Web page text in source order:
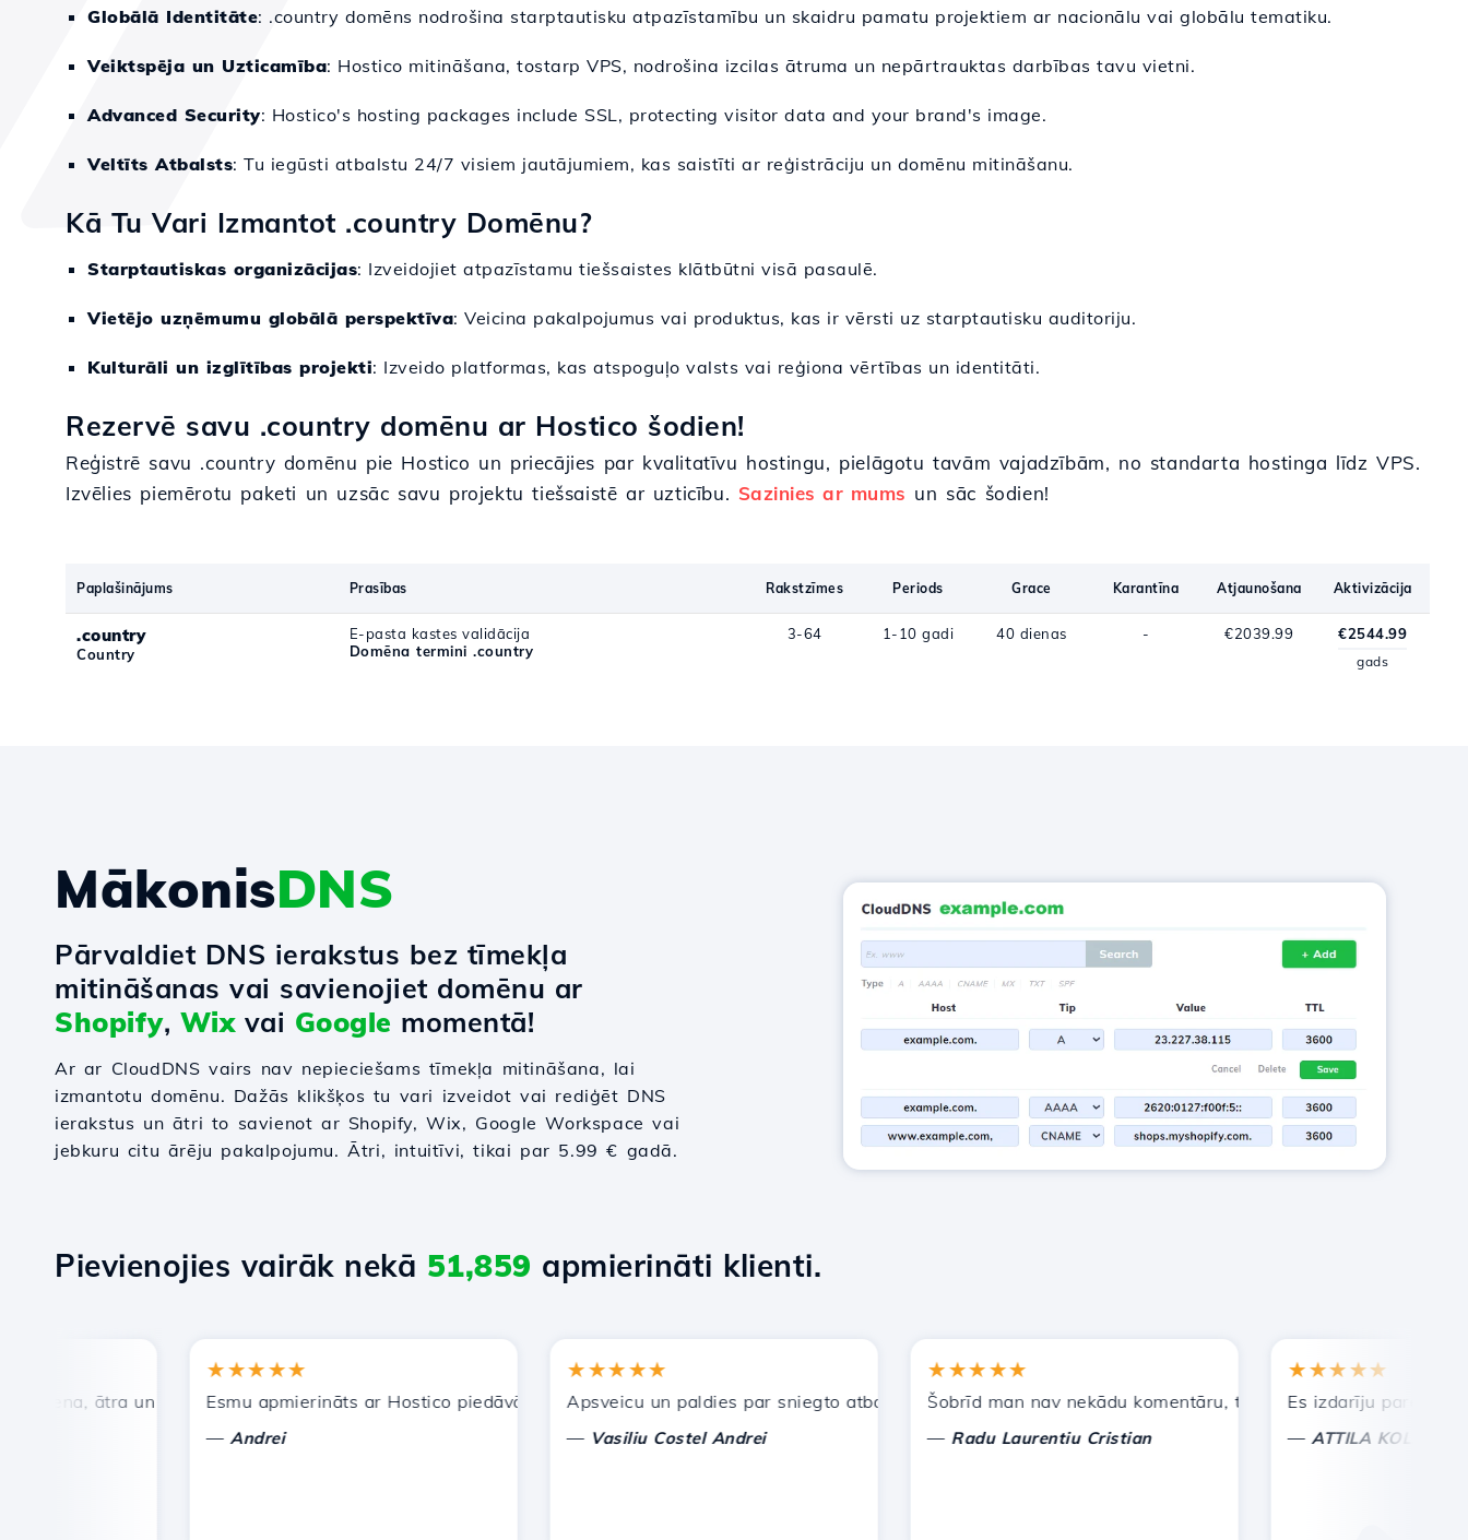
Globālā Identitāte: .country domēns nodrošina starptautisku atpazīstamību un skaidru pamatu projektiem ar nacionālu vai globālu tematiku.
Veiktspēja un Uzticamība: Hostico mitināšana, tostarp VPS, nodrošina izcilas ātruma un nepārtrauktas darbības tavu vietni.
Advanced Security: Hostico's hosting packages include SSL, protecting visitor data and your brand's image.
Veltīts Atbalsts: Tu iegūsti atbalstu 24/7 visiem jautājumiem, kas saistīti ar reģistrāciju un domēnu mitināšanu.
Kā Tu Vari Izmantot .country Domēnu?
Starptautiskas organizācijas: Izveidojiet atpazīstamu tiešsaistes klātbūtni visā pasaulē.
Vietējo uzņēmumu globālā perspektīva: Veicina pakalpojumus vai produktus, kas ir vērsti uz starptautisku auditoriju.
Kulturāli un izglītības projekti: Izveido platformas, kas atspoguļo valsts vai reģiona vērtības un identitāti.
Rezervē savu .country domēnu ar Hostico šodien!
Reģistrē savu .country domēnu pie Hostico un priecājies par kvalitatīvu hostingu, pielāgotu tavām vajadzībām, no standarta hostinga līdz VPS.
Izvēlies piemērotu paketi un uzsāc savu projektu tiešsaistē ar uzticību. Sazinies ar mums un sāc šodien!
Paplašinājums Prasības Rakstzīmes Periods Grace Karantīna Atjaunošana Aktivizācija
.country
Country
E-pasta kastes validācija
Domēna termini .country
3-64 1-10 gadi 40 dienas - €2039.99 €2544.99
gads
MākonisDNS
Pārvaldiet DNS ierakstus bez tīmekļa
mitināšanas vai savienojiet domēnu ar
Shopify, Wixvai Google momentā!
Ar ar CloudDNS vairs nav nepieciešams tīmekļa mitināšana, lai
izmantotu domēnu. Dažās klikšķos tu vari izveidot vai rediģēt DNS
ierakstus un ātri to savienot ar Shopify, Wix, Google Workspace vai
jebkuru citu ārēju pakalpojumu. Ātri, intuitīvi, tikai par 5.99 € gadā.
Pievienojies vairāk nekā 51,859 apmierināti klienti.
ātra un efektīva tehniskā atbalsta dienests.
★★★★★
Esmu apmierināts ar Hostico piedāvātajiem pakalpojumiem. Esmu ieteicis jūs citiem paziņām.
Andrei
★★★★★
Apsveicu un paldies par sniegto atbalstu!
Vasiliu Costel Andrei
★★★★★
Šobrīd man nav nekādu komentāru, tikai lai novērtētu. Ar īpašu
Radu Laurentiu Cristian
★★★★★
Es izdarīju pareizo
ATTILA KOLES